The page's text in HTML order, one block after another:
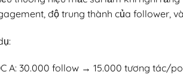
độ trung thành của follower,
A: 30.000 follow → 15.000 tương tác/